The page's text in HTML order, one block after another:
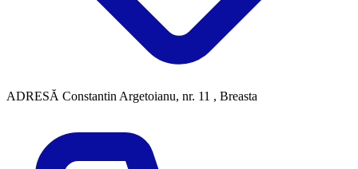
ADRESĂ Constantin Argetoianu, nr. 11 , Breasta